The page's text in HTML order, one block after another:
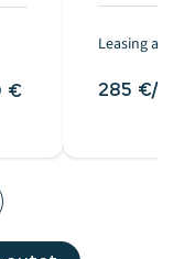
€
Leasing alk.
285 €/kk